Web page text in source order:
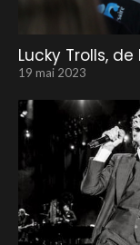
Lucky Trolls,
19 mai 2023